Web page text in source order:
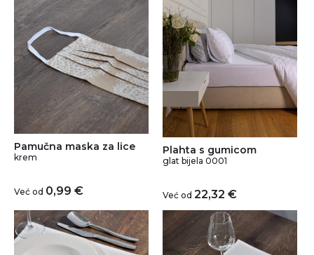
Pamučna maska za lice
krem
Već od 0,99 €
Plahta s gumicom
glat bijela 0001
Već od 22,32 €